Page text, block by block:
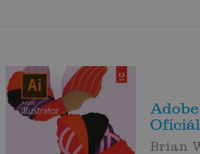
Brian